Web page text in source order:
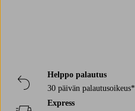
Helppo palautus
30 päivän palautusoikeus*
Express